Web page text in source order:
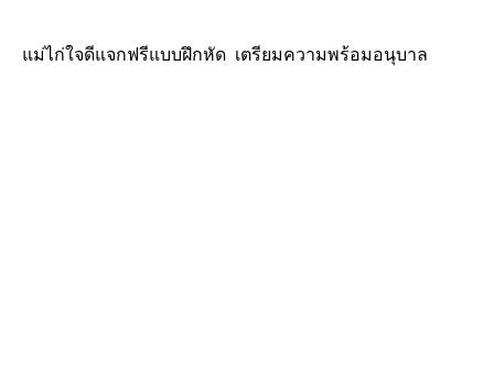
แม่ไก่ใจดีแจกฟรีแบบฝึกหัด เตรียมความพร้อมอนุบาล